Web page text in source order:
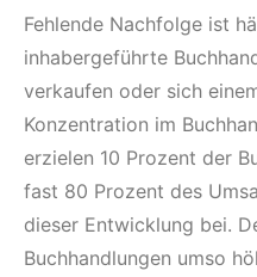
Fehlende Nachfolge ist
inhabergeführte
verkaufen oder sich
Konzentration im
erzielen 10 Prozent der
fast 80 Prozent des
dieser Entwicklung bei.
Buchhandlungen umso